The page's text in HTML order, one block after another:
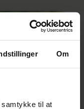
Om
til at